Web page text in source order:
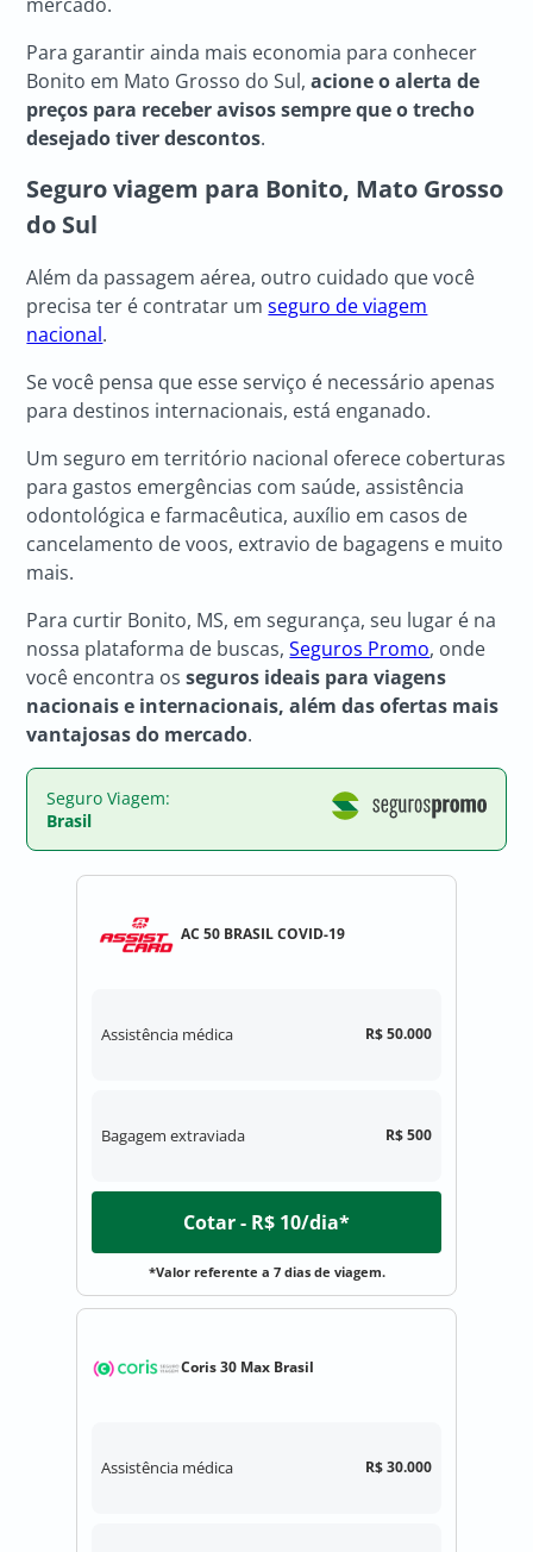
Para garantir ainda mais economia para conhecer
Bonito em Mato Grosso do Sul,acione o alerta de
preços para receber avisos sempre que o trecho
desejado tiver descontos.
Seguro viagem para Bonito, Mato Grosso
do Sul
Além da passagem aérea, outro cuidado que você
precisa ter é contratar umseguro de viagem
nacional.
Se você pensa que esse serviço é necessário apenas
para destinos internacionais, está enganado.
Um seguro em território nacional oferece coberturas
para gastos emergências com saúde, assistência
odontológica e farmacêutica, auxílio em casos de
cancelamento de voos, extravio de bagagens e muito
mais.
Para curtir Bonito, MS, em segurança, seu lugar é na
nossa plataforma de buscas,Seguros Promo, onde
você encontra osseguros ideais para viagens
nacionais e internacionais, além das ofertas mais
vantajosas do mercado.
Seguro Viagem:
Brasil
AC 50 BRASIL COVID-19
Assistência médica R$ 50.000
Bagagem extraviada R$ 500
Cotar - R$ 10/dia*
*Valor referente a 7 dias de viagem.
Coris 30 Max Brasil
Assistência médica R$ 30.000